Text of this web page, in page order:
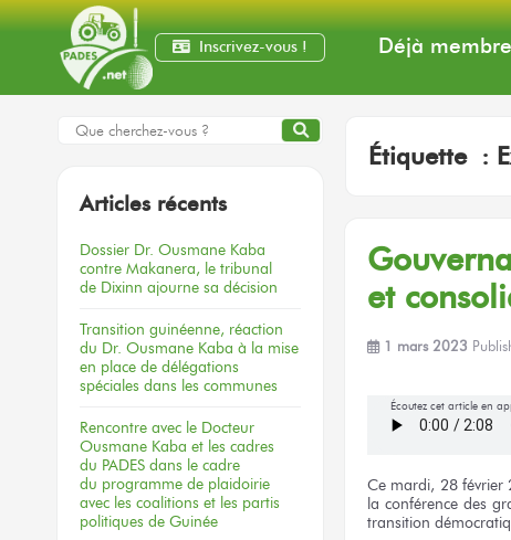
Inscrivez-vous ! Déjà
Étiquette :
et
1 mars 2023
Écoutez cet article en
Ce mardi, 28 février
la conférence des
transition
Articles récents
Dossier Dr. Ousmane Kaba
contre Makanera, le tribunal
de Dixinn ajourne sa décision
Transition guinéenne, réaction
du Dr. Ousmane Kaba à la mise
en place de délégations
spéciales dans les communes
Rencontre avec le Docteur
Ousmane Kaba et les cadres
du PADES dans le cadre
du programme de plaidoirie
avec les coalitions et les partis
politiques de Guinée